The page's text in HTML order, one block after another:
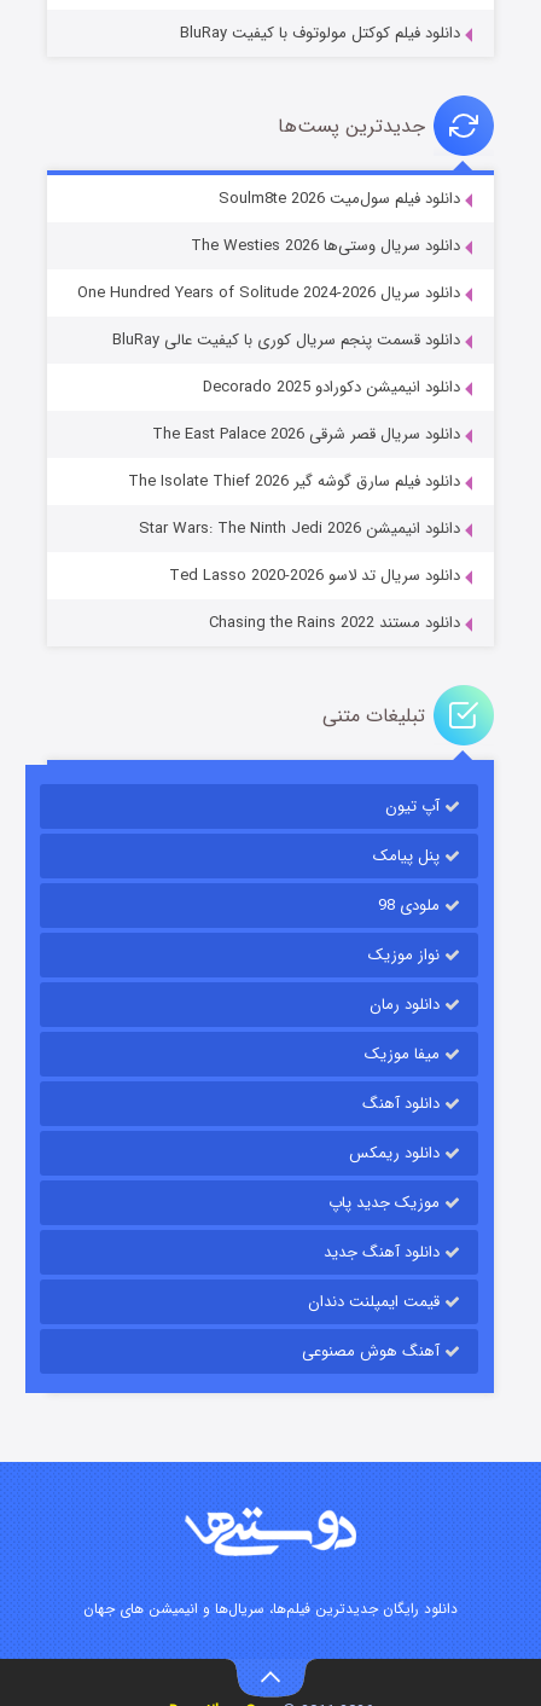
خاندان اژدها فصل ۳
جادوگری در مغولستان
قسمت ۱۴ (زیرنویس) منتشر شد
قسمت
قسمت۲ (دوبله) منتشر شد
دانلود فیلم کوکتل مولوتوف با کیفیت BluRay
جدیدترین پست‌ها
دانلود فیلم سول‌میت Soulm8te 2026
دانلود سریال وستی‌ها The Westies 2026
دانلود سریال One Hundred Years of Solitude 2024-2026
دانلود قسمت پنجم سریال کوری با کیفیت عالی BluRay
دانلود انیمیشن دکورادو Decorado 2025
دانلود سریال قصر شرقی The East Palace 2026
دانلود فیلم سارق گوشه گیر The Isolate Thief 2026
دانلود انیمیشن Star Wars: The Ninth Jedi 2026
دانلود سریال تد لاسو Ted Lasso 2020-2026
دانلود مستند Chasing the Rains 2022
تبلیغات متنی
آپ تیون
پنل پیامک
ملودی 98
نواز موزیک
دانلود رمان
میفا موزیک
دانلود آهنگ
دانلود ریمکس
موزیک جدید پاپ
دانلود آهنگ جدید
قیمت ایمپلنت دندان
آهنگ هوش مصنوعی
دانلود رایگان جدیدترین فیلم‌ها، سریال‌ها و انیمیشن های جهان